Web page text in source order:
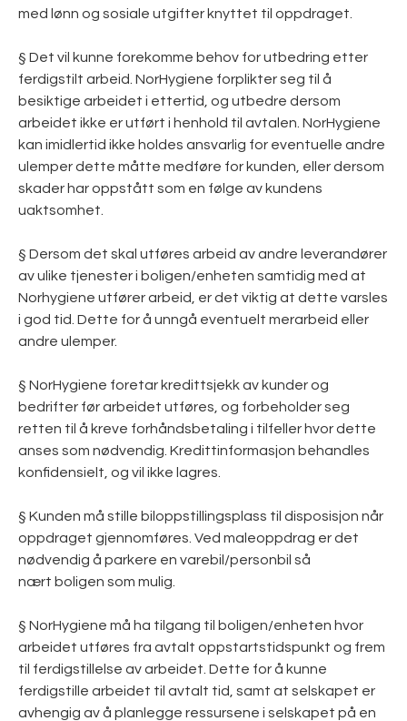
med lønn og sosiale utgifter knyttet til oppdraget.
§ Det vil kunne forekomme behov for utbedring etter
ferdigstilt arbeid. NorHygiene forplikter seg til å
besiktige arbeidet i ettertid, og utbedre dersom
arbeidet ikke er utført i henhold til avtalen. NorHygiene
kan imidlertid ikke holdes ansvarlig for eventuelle andre
ulemper dette måtte medføre for kunden, eller dersom
skader har oppstått som en følge av kundens
uaktsomhet.
§ Dersom det skal utføres arbeid av andre leverandører
av ulike tjenester i boligen/enheten samtidig med at
Norhygiene utfører arbeid, er det viktig at dette varsles
i god tid. Dette for å unngå eventuelt merarbeid eller
andre ulemper.
§ NorHygiene foretar kredittsjekk av kunder og
bedrifter før arbeidet utføres, og forbeholder seg
retten til å kreve forhåndsbetaling i tilfeller hvor dette
anses som nødvendig. Kredittinformasjon behandles
konfidensielt, og vil ikke lagres.
§ Kunden må stille biloppstillingsplass til disposisjon når
oppdraget gjennomføres. Ved maleoppdrag er det
nødvendig å parkere en varebil/personbil så
nært boligen som mulig.
§ NorHygiene må ha tilgang til boligen/enheten hvor
arbeidet utføres fra avtalt oppstartstidspunkt og frem
til ferdigstillelse av arbeidet. Dette for å kunne
ferdigstille arbeidet til avtalt tid, samt at selskapet er
avhengig av å planlegge ressursene i selskapet på en